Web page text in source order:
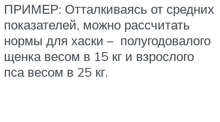
ПРИМЕР: Отталкиваясь от средних
показателей, можно рассчитать
нормы для хаски – полугодовалого
щенка весом в 15 кг и взрослого
пса весом в 25 кг.